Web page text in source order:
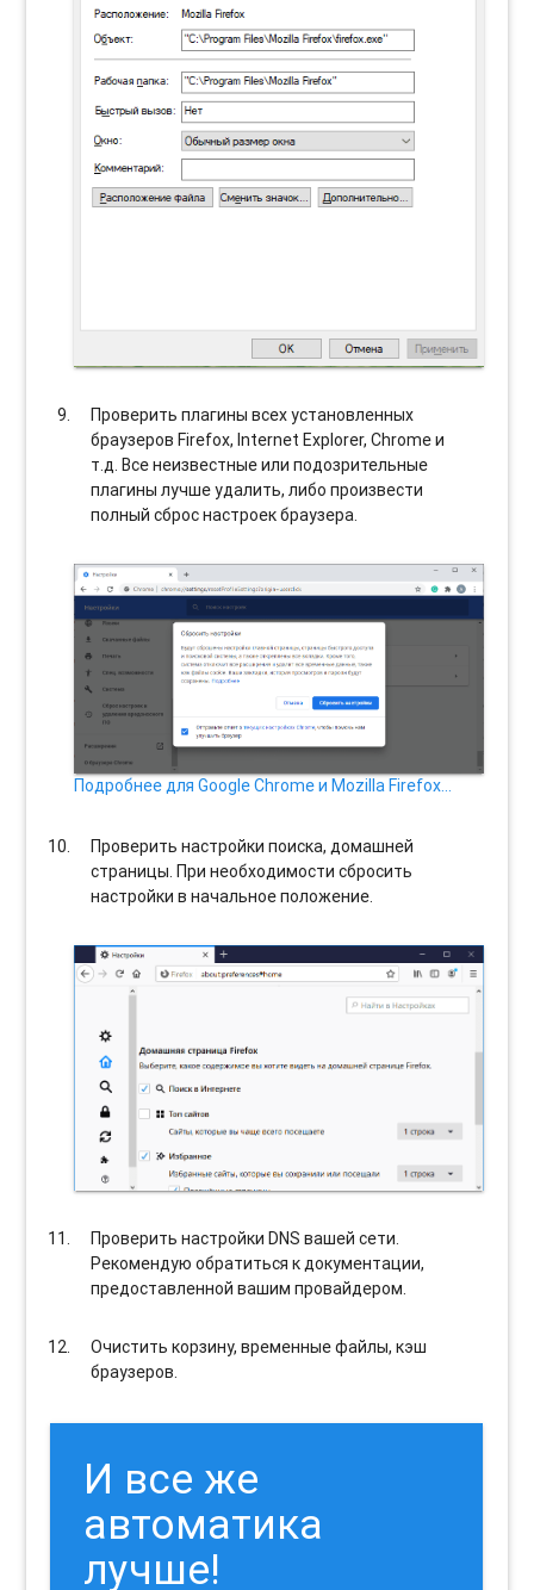
Проверить плагины всех установленных
браузеров Firefox, Internet Explorer, Chrome и
т.д. Все неизвестные или подозрительные
плагины лучше удалить, либо произвести
полный сброс настроек браузера.
Подробнее для Google Chrome и Mozilla Firefox…
Проверить настройки поиска, домашней
страницы. При необходимости сбросить
настройки в начальное положение.
Проверить настройки DNS вашей сети.
Рекомендую обратиться к документации,
предоставленной вашим провайдером.
Очистить корзину, временные файлы, кэш
браузеров.
И все же
автоматика
лучше!